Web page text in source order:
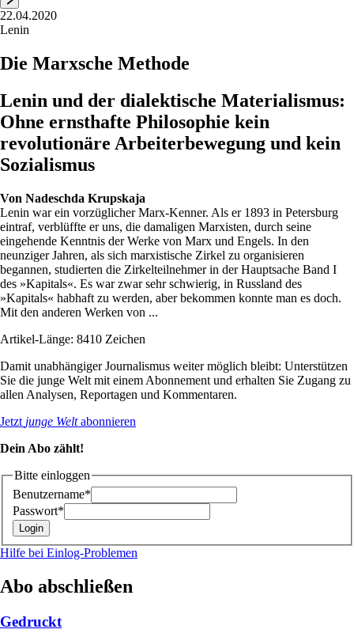
22.04.2020
Lenin
Die Marxsche Methode
Lenin und der dialektische Materialismus:
Ohne ernsthafte Philosophie kein
revolutionäre Arbeiterbewegung und kein
Sozialismus
Von Nadeschda Krupskaja
Lenin war ein vorzüglicher Marx-Kenner. Als er 1893 in Petersburg
eintraf, verblüffte er uns, die damaligen Marxisten, durch seine
eingehende Kenntnis der Werke von Marx und Engels. In den
neunziger Jahren, als sich marxistische Zirkel zu organisieren
begannen, studierten die Zirkelteilnehmer in der Hauptsache Band I
des »Kapitals«. Es war zwar sehr schwierig, in Russland des
»Kapitals« habhaft zu werden, aber bekommen konnte man es doch.
Mit den anderen Werken von ...
Artikel-Länge: 8410 Zeichen
Damit unabhängiger Journalismus weiter möglich bleibt: Unterstützen
Sie die junge Welt mit einem Abonnement und erhalten Sie Zugang zu
allen Analysen, Reportagen und Kommentaren.
Jetzt junge Weltabonnieren
Dein Abo zählt!
Bitte einloggen
Benutzername*
Passwort*
Hilfe bei Einlog-Problemen
Abo abschließen
Gedruckt